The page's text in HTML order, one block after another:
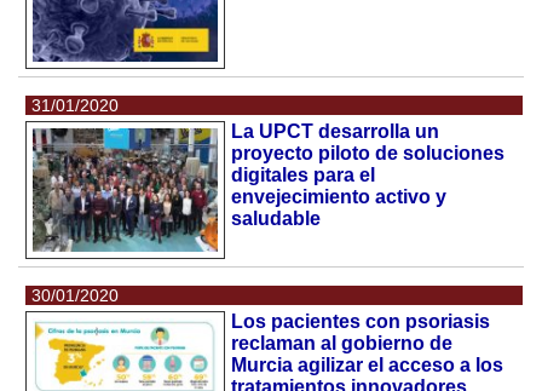
31/01/2020
La UPCT desarrolla un
proyecto piloto de soluciones
digitales para el
envejecimiento activo y
saludable
30/01/2020
Los pacientes con psoriasis
reclaman al gobierno de
Murcia agilizar el acceso a los
tratamientos innovadores